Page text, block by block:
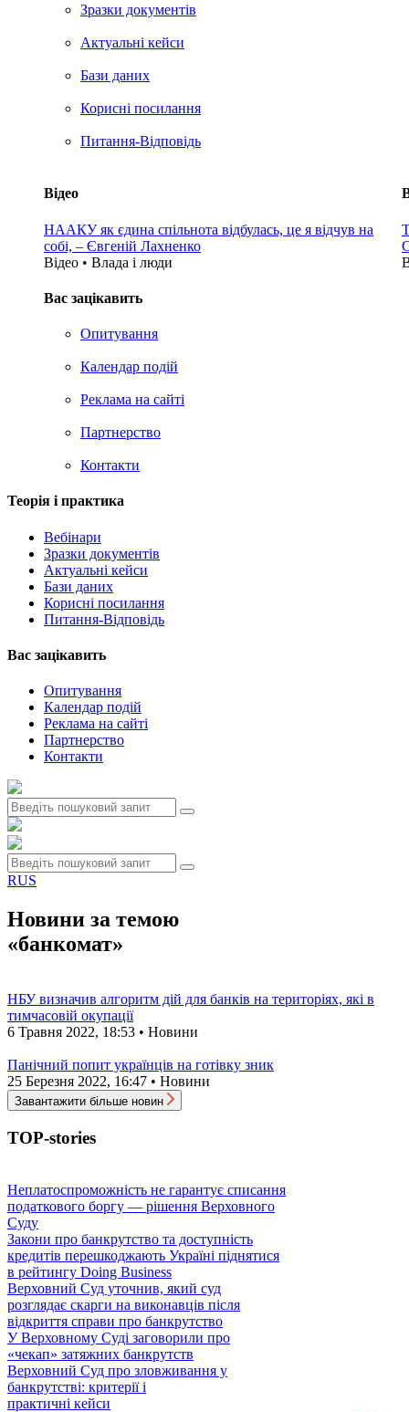
Зразки документів
Актуальні кейси
Бази даних
Корисні посилання
Питання-Відповідь
Відео
НААКУ як єдина спільнота відбулась, це я відчув на
собі, – Євгеній Лахненко
Відео • Влада i люди
Вас зацікавить
Опитування
Календар подій
Реклама на сайтi
Партнерство
Контакти
Теорія i практика
Вебінари
Зразки документів
Актуальні кейси
Бази даних
Корисні посилання
Питання-Відповідь
Вас зацiкавить
Опитування
Календар подій
Реклама на сайтi
Партнерство
Контакти
RUS
Новини за темою
«банкомат»
НБУ визначив алгоритм дій для банків на територіях, які в
тимчасовій окупації
6 Травня 2022, 18:53 • Новини
Панічний попит українців на готівку зник
25 Березня 2022, 16:47 • Новини
Завантажити більше новин
TOP-stories
Неплатоспроможність не гарантує списання
податкового боргу — рішення Верховного
Суду
Закони про банкрутство та доступність
кредитів перешкоджають Україні піднятися
в рейтингу Doing Business
Верховний Суд уточнив, який суд
розглядає скарги на виконавців після
відкриття справи про банкрутство
У Верховному Суді заговорили про
«чекап» затяжних банкрутств
Верховний Суд про зловживання у
банкрутстві: критерії і
практичні кейси